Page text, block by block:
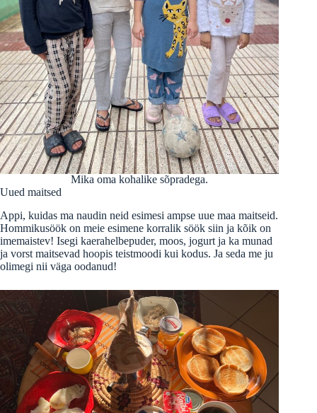
Mika oma kohalike sõpradega.
Uued maitsed
Appi, kuidas ma naudin neid esimesi ampse uue maa maitseid.
Hommikusöök on meie esimene korralik söök siin ja kõik on
imemaistev! Isegi kaerahelbepuder, moos, jogurt ja ka munad
ja vorst maitsevad hoopis teistmoodi kui kodus. Ja seda me ju
olimegi nii väga oodanud!